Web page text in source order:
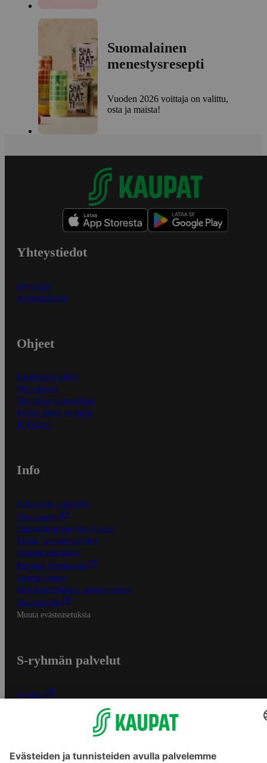
Suomalainen
menestysresepti
Vuoden 2026 voittaja on valittu,
osta ja maista!
Yhteystiedot
Myymälät
Asiakaspalvelu
Ohjeet
Ensitilaajan ohjeet
Näin maksat
Näin tilaat ja muokkaat
Kaikki ohjeet ja vinkit
In English
Info
S-Business yrityksille
Oiva-raportit
Osuuskauppojen yhteystiedot
Tilaus- ja toimitusehdot
Tietosuojakäytäntö
Palvelun käyttöehdot
Saavutettavuus
Mobiilisovelluksen saavutettavuus
Mainostajalle
Muuta evästeasetuksia
S-ryhmän palvelut
S-ryhmä
Yhteishyvä Ruoka -sovellus
Sokos.fi